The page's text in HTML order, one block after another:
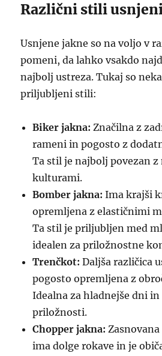
Različni stili
Usnjene jakne so na voljo v
pomeni, da lahko vsakdo
najbolj ustreza. Tukaj so
priljubljeni stili:
Biker jakna: Značilna z
rameni in pogosto z
Ta stil je najbolj povezan
kulturami.
Bomber jakna: Ima krajši
opremljena z elastičnimi
Ta stil je priljubljen med
idealen za priložnostne
Trenčkot: Daljša različica
pogosto opremljena z
Idealna za hladnejše dni
priložnosti.
Chopper jakna:
ima dolge rokave in je